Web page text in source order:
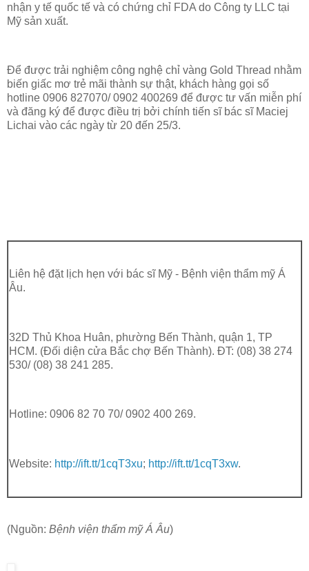
nhận y tế quốc tế và có chứng chỉ FDA do Công ty LLC tại
Mỹ sản xuất.
Để được trải nghiệm công nghệ chỉ vàng Gold Thread nhằm
biến giấc mơ trẻ mãi thành sự thật, khách hàng gọi số
hotline 0906 827070/ 0902 400269 để được tư vấn miễn phí
và đăng ký để được điều trị bởi chính tiến sĩ bác sĩ Maciej
Lichai vào các ngày từ 20 đến 25/3.
Liên hệ đặt lịch hẹn với bác sĩ Mỹ - Bệnh viện thẩm mỹ Á
Âu.
32D Thủ Khoa Huân, phường Bến Thành, quận 1, TP
HCM. (Đối diện cửa Bắc chợ Bến Thành). ĐT: (08) 38 274
530/ (08) 38 241 285.
Hotline: 0906 82 70 70/ 0902 400 269.
Website: http://ift.tt/1cqT3xu; http://ift.tt/1cqT3xw.
(Nguồn: Bệnh viện thẩm mỹ Á Âu)